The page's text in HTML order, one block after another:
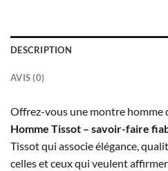
DESCRIPTION
AVIS (0)
Offrez-vous une montre homme
Homme Tissot – savoir-faire
Tissot qui associe élégance,
celles et ceux qui veulent